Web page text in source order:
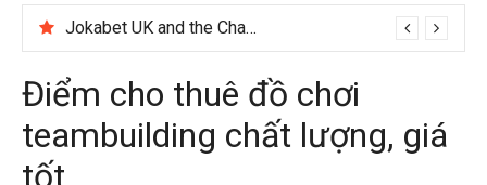
Quels Types De On-Line Cosh Plot Sack 1 Swordplay At BetUS jetonrouge-france.fr marché européen Get Started
Điểm cho thuê đồ chơi
teambuilding chất lượng, giá